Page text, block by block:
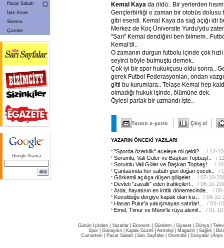
Pazar Sabah
İşte İnsan
Sinema
Çizerler
Google Arama
Kemal Kaya da öldü.. Bir yerlerden
Gençlerbirliği o zaman bir otobüs dolusu
gibi eserdi. Kemal Kaya da sağ açığı idi
Merkez de Koç Üniversite Yurdu'ydu
"Sarı" Kemal dendiğini ben bilmem..
Kemal'di..
O zamanın durgun futbolu içinde çok
seyirci böyle bulmuştu demek..
Çok iyi bir spor hukukçusu oldu sonra..
gerek Futbol Federasyonları, ondan
gitti bu kurumlara.. Telaşe Kemal hep
olmadığı hukuk işinde, ölümüne dek.
Öylesi parlak bir uzmandı işte..
YAZARIN ÖNCEKİ YAZILARI
"Sporda özerklik" aceleye mi geldi?..
/ 12-
Sorumlu, Vali Güler ve Başkan Topbaş!..
/
Sorumlu Vali Güler ve Başkan Topbaş!..
/
Çantasında her sabah gün doğan çocuk..
/
Görkemli açılışa düşen gölgeler..
/ 07-10-
Devleti "zavallı" eden trafikçiler!..
/ 06-10-
Arda, hayatının en kritik dönemecinde..
/
Kovulduğu dergiye kapak olan kız..
/ 04-10-
Hasan Pulur'a yakışmayan satırlar!..
/ 03-
Emel, Timur ve Münir'le rüya alemi!..
/ 01-
Günün İçinden Yazarlar Ekonomi Gündem Siyaset Dünya |
Spor
Günaydın Kapak Güzeli Astroloji Magazin Sağlık
Cumartesi
Pazar Sabah Sarı Sayfalar Otomobil Dosyalar Arşiv